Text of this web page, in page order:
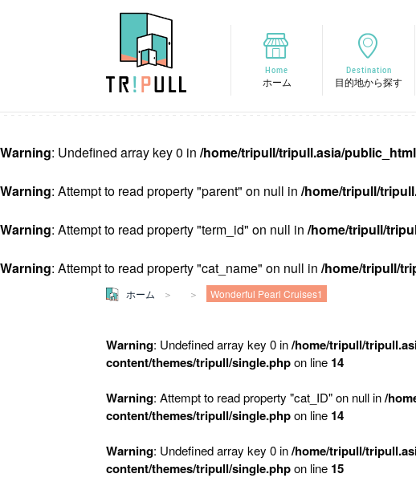
Home
ホーム
Destination
目的地から探す
Warning: Undefined array key 0 in /home/tripull/tripull.asia/
Warning: Attempt to read property "parent" on null in /home/tripull/
Warning: Attempt to read property "term_id" on null in /home/tripull/
Warning: Attempt to read property "cat_name" on null in /home/tripull/
ホーム Wonderful Pearl Cruises1
Warning: Undefined array key 0 in/home/tripull/
content/themes/tripull/single.phpon line 14
Warning: Attempt to read property "cat_ID" on null in/
content/themes/tripull/single.phpon line 14
Warning: Undefined array key 0 in/home/tripull/
content/themes/tripull/single.phpon line 15